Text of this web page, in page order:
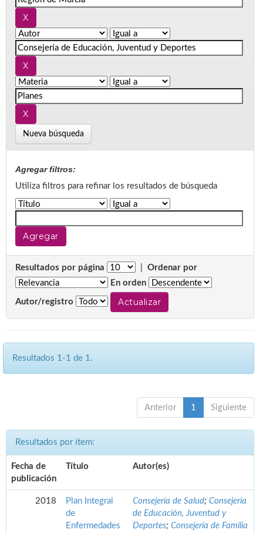
Nueva búsqueda
Agregar filtros:
Utiliza filtros para refinar los resultados de búsqueda
Resultados por página
Ordenar por
En orden
Autor/registro
Resultados 1-1 de 1.
Anterior 1 Siguiente
Resultados por ítem:
Fecha de
publicación
Título Autor(es)
2018
Plan Integral
de
Enfermedades
Consejería de Salud; Consejería
de Educación, Juventud y
Deportes; Consejería de Familia